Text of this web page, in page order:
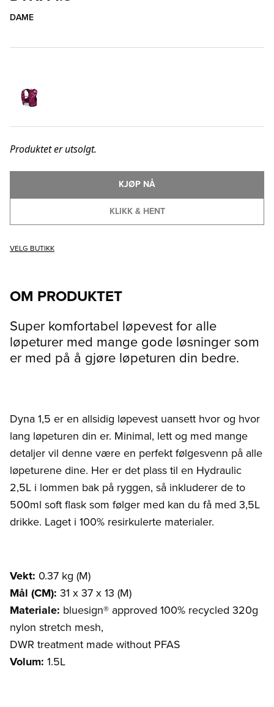
DAME
Produktet er utsolgt.
KLIKK & HENT
KJØP NÅ
VELG BUTIKK
OM PRODUKTET
Super komfortabel løpevest for alle
løpeturer med mange gode løsninger som
er med på å gjøre løpeturen din bedre.
Dyna 1,5 er en allsidig løpevest uansett hvor og hvor
lang løpeturen din er. Minimal, lett og med mange
detaljer vil denne være en perfekt følgesvenn på alle
løpeturene dine. Her er det plass til en Hydraulic
2,5L i lommen bak på ryggen, så inkluderer de to
500ml soft flask som følger med kan du få med 3,5L
drikke. Laget i 100% resirkulerte materialer.
Vekt: 0.37 kg (M)
Mål (CM): 31 x 37 x 13 (M)
Materiale: bluesign® approved 100% recycled 320g
nylon stretch mesh,
DWR treatment made without PFAS
Volum: 1.5L